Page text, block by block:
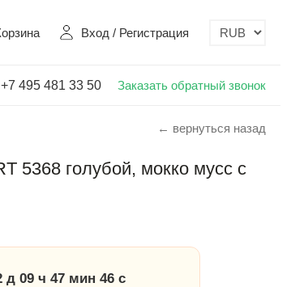
Вход / Регистрация
+7 495 481 33 50 Заказать обратный звонок
← вернуться назад
5368 голубой, мокко мусс с
д 09 ч 47 мин 45 с